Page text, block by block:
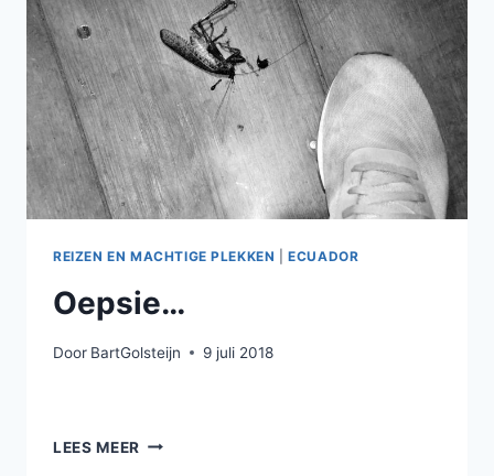
REIZEN EN MACHTIGE PLEKKEN |ECUADOR
Oepsie…
Door BartGolsteijn 9 juli 2018
LEES MEER OEPSIE…